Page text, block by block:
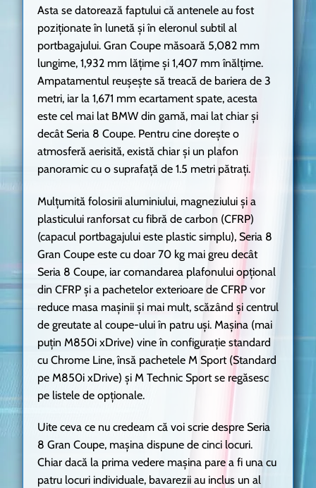
Asta se datorează faptului că antenele au fost
poziționate în lunetă și în eleronul subtil al
portbagajului. Gran Coupe măsoară 5,082 mm
lungime, 1,932 mm lățime și 1,407 mm înălțime.
Ampatamentul reușește să treacă de bariera de 3
metri, iar la 1,671 mm ecartament spate, acesta
este cel mai lat BMW din gamă, mai lat chiar și
decât Seria 8 Coupe. Pentru cine dorește o
atmosferă aerisită, există chiar și un plafon
panoramic cu o suprafață de 1.5 metri pătrați.
Mulțumită folosirii aluminiului, magneziului și a
plasticului ranforsat cu fibră de carbon (CFRP)
(capacul portbagajului este plastic simplu), Seria 8
Gran Coupe este cu doar 70 kg mai greu decât
Seria 8 Coupe, iar comandarea plafonului opțional
din CFRP și a pachetelor exterioare de CFRP vor
reduce masa mașinii și mai mult, scăzând și centrul
de greutate al coupe-ului în patru uși. Mașina (mai
puțin M850i xDrive) vine în configurație standard
cu Chrome Line, însă pachetele M Sport (Standard
pe M850i xDrive) și M Technic Sport se regăsesc
pe listele de opționale.
Uite ceva ce nu credeam că voi scrie despre Seria
8 Gran Coupe, mașina dispune de cinci locuri.
Chiar dacă la prima vedere mașina pare a fi una cu
patru locuri individuale, bavarezii au inclus un al